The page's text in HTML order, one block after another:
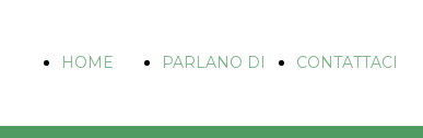
HOME PARLANO DI CONTATTACI